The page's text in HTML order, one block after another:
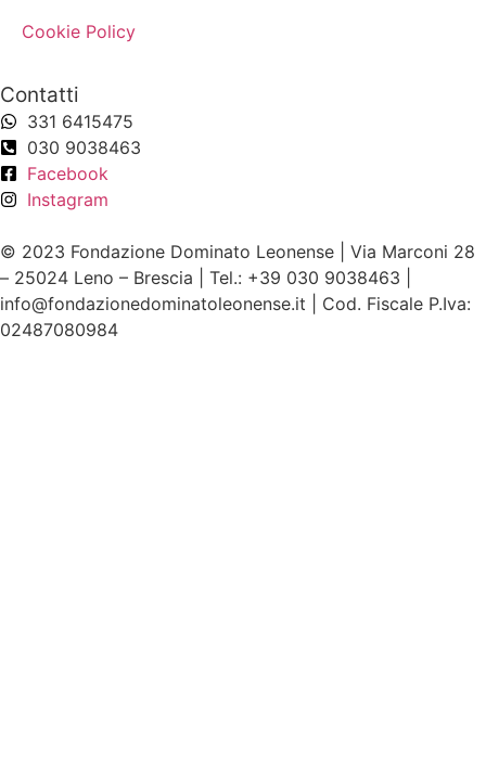
Cookie Policy
Contatti
331 6415475
030 9038463
Facebook
Instagram
© 2023 Fondazione Dominato Leonense | Via Marconi 28
– 25024 Leno – Brescia | Tel.: +39 030 9038463 |
info@fondazionedominatoleonense.it | Cod. Fiscale P.Iva:
02487080984